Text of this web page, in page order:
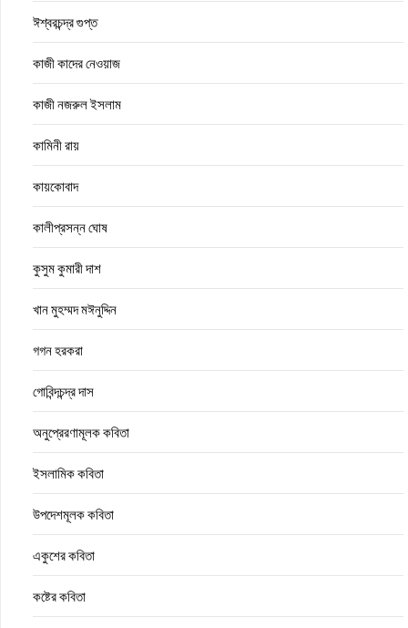
ঈশ্বরচন্দ্র গুপ্ত
কাজী কাদের নেওয়াজ
কাজী নজরুল ইসলাম
কামিনী রায়
কায়কোবাদ
কালীপ্রসন্ন ঘোষ
কুসুম কুমারী দাশ
খান মুহম্মদ মঈনুদ্দিন
গগন হরকরা
গোবিন্দচন্দ্র দাস
অনুপ্রেরণামূলক কবিতা
ইসলামিক কবিতা
উপদেশমূলক কবিতা
একুশের কবিতা
কষ্টের কবিতা